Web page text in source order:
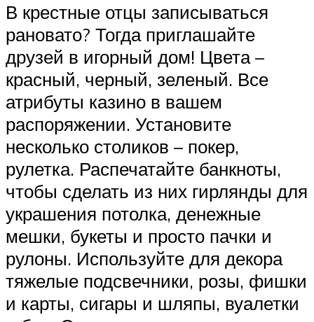
В крестные отцы записываться
рановато? Тогда приглашайте
друзей в игорный дом! Цвета –
красный, черный, зеленый. Все
атрибуты казино в вашем
распоряжении. Установите
несколько столиков – покер,
рулетка. Распечатайте банкноты,
чтобы сделать из них гирлянды для
украшения потолка, денежные
мешки, букеты и просто пачки и
рулоны. Используйте для декора
тяжелые подсвечники, розы, фишки
и карты, сигары и шляпы, вуалетки